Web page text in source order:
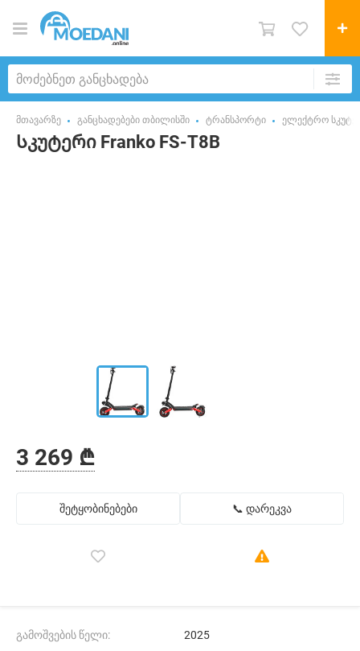
მთავარზე განცხადებები თბილისში ტრანსპორტი ელექტრო
Სკუტერი Franko FS-T8B
3 269 ₾
შეტყობინებები 📞 დარეკვა
გამოშვების წელი: 2025